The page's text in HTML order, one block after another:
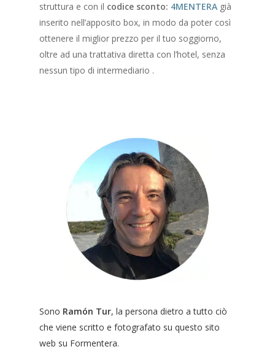
struttura e con il codice sconto: 4MENTERA già
inserito nell’apposito box, in modo da poter così
ottenere il miglior prezzo per il tuo soggiorno,
oltre ad una trattativa diretta con l’hotel, senza
nessun tipo di intermediario .
Sono Ramón Tur, la persona dietro a tutto ciò
che viene scritto e fotografato su questo sito
web su Formentera.